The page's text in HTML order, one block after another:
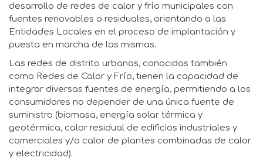
desarrollo de redes de calor y frío municipales con
fuentes renovables o residuales, orientando a las
Entidades Locales en el proceso de implantación y
puesta en marcha de las mismas.
Las redes de distrito urbanas, conocidas también
como Redes de Calor y Frío, tienen la capacidad de
integrar diversas fuentes de energía, permitiendo a los
consumidores no depender de una única fuente de
suministro (biomasa, energía solar térmica y
geotérmica, calor residual de edificios industriales y
comerciales y/o calor de plantes combinadas de calor
y electricidad).